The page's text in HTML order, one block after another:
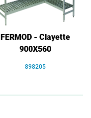
FERMOD - Clayette
900X560
898205